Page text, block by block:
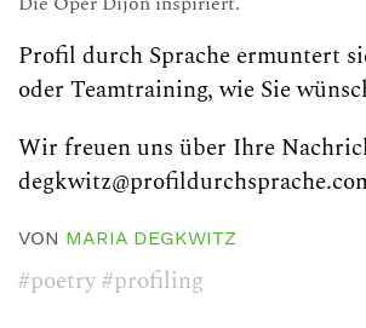
Profil durch Sprache ermuntert
oder Teamtraining, wie Sie
Wir freuen uns über Ihre
VON MARIA DEGKWITZ
#poetry#profiling